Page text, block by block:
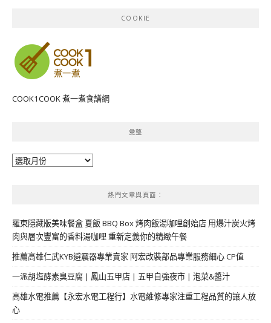
COOKIE
COOK1COOK 煮一煮食譜網
彙整
彙
熱門文章與頁面︰
羅東隱藏版美味餐盒 夏飯 BBQ Box 烤肉飯湯咖哩創始店 用爆汁炭火烤
肉與層次豐富的香料湯咖哩 重新定義你的精緻午餐
推薦高雄仁武KYB避震器專業賣家 阿宏改裝部品專業服務細心 CP值
一派胡塩酵素臭豆腐 | 鳳山五甲店 | 五甲自強夜市 | 泡菜&醬汁
高雄水電推薦【永宏水電工程行】水電維修專家注重工程品質的讓人放
心